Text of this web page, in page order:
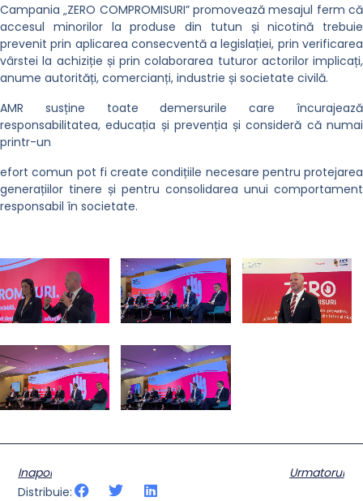
Campania „ZERO COMPROMISURI” promovează mesajul ferm că
accesul minorilor la produse din tutun și nicotină trebuie
prevenit prin aplicarea consecventă a legislației, prin verificarea
vârstei la achiziție și prin colaborarea tuturor actorilor implicați,
anume autorități, comercianți, industrie și societate civilă.
AMR susține toate demersurile care încurajează
responsabilitatea, educația și prevenția și consideră că numai
printr-un
efort comun pot fi create condițiile necesare pentru protejarea
generațiilor tinere și pentru consolidarea unui comportament
responsabil în societate.
Inapoi
Urmatorul
Distribuie: